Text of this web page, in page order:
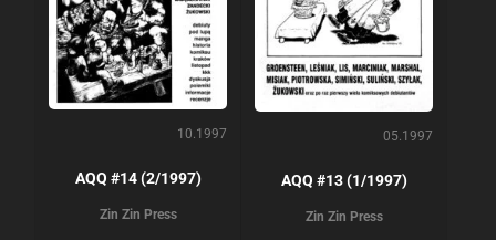
10.1997
AQQ #14 (2/1997)
Zin Zin Press
05.1997
AQQ #13 (1/1997)
Zin Zin Press